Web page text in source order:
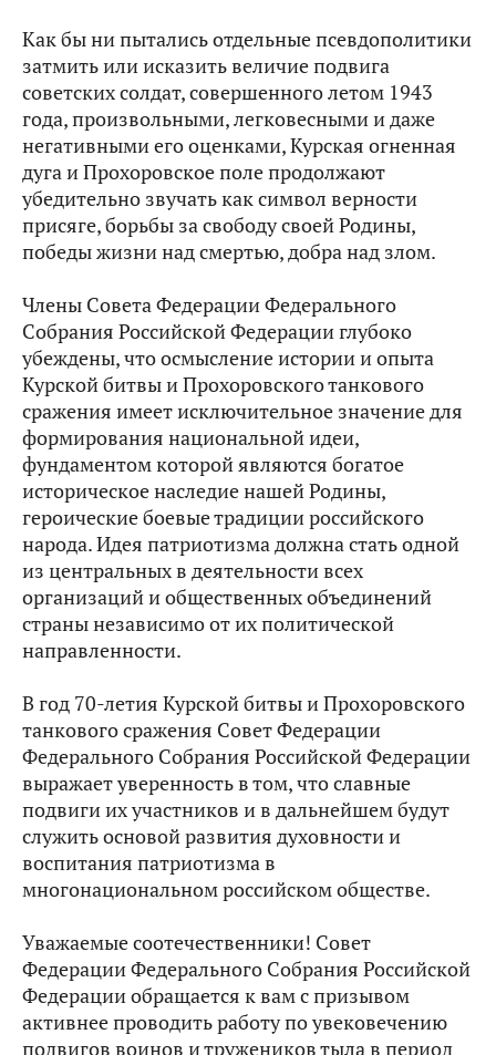
Как бы ни пытались отдельные псевдополитики
затмить или исказить величие подвига
советских солдат, совершенного летом 1943
года, произвольными, легковесными и даже
негативными его оценками, Курская огненная
дуга и Прохоровское поле продолжают
убедительно звучать как символ верности
присяге, борьбы за свободу своей Родины,
победы жизни над смертью, добра над злом.
Члены Совета Федерации Федерального
Собрания Российской Федерации глубоко
убеждены, что осмысление истории и опыта
Курской битвы и Прохоровского танкового
сражения имеет исключительное значение для
формирования национальной идеи,
фундаментом которой являются богатое
историческое наследие нашей Родины,
героические боевые традиции российского
народа. Идея патриотизма должна стать одной
из центральных в деятельности всех
организаций и общественных объединений
страны независимо от их политической
направленности.
В год 70-летия Курской битвы и Прохоровского
танкового сражения Совет Федерации
Федерального Собрания Российской Федерации
выражает уверенность в том, что славные
подвиги их участников и в дальнейшем будут
служить основой развития духовности и
воспитания патриотизма в
многонациональном российском обществе.
Уважаемые соотечественники! Совет
Федерации Федерального Собрания Российской
Федерации обращается к вам с призывом
активнее проводить работу по увековечению
подвигов воинов и тружеников тыла в период